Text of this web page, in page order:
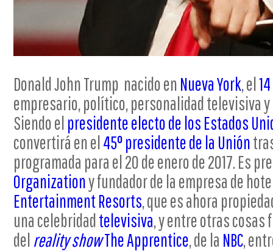
Donald John Trump nacido en Nueva York, el
empresario, político, personalidad televisiva
Siendo el presidente electo de los Estados
convertirá en el 45° presidente de la Unión
programada para el 20 de enero de 2017. Es
Organizationy fundador de la empresa de
Entertainment Resorts, que es ahora
una celebridad televisiva, y entre otras cosas
del reality showThe Apprentice, de la NBC,